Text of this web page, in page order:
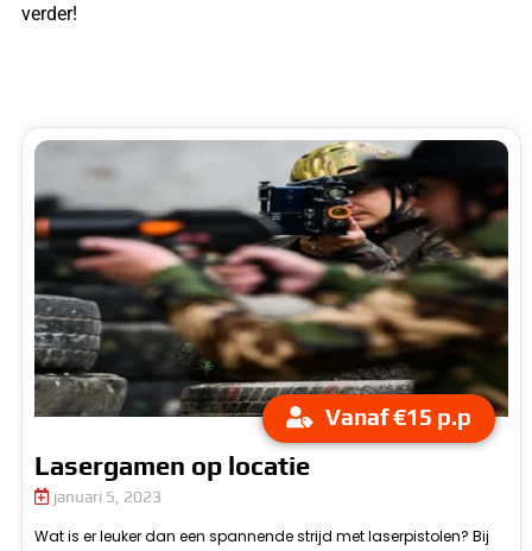
verder!
Vanaf €15 p.p
Lasergamen op locatie
januari 5, 2023
Wat is er leuker dan een spannende strijd met laserpistolen? Bij